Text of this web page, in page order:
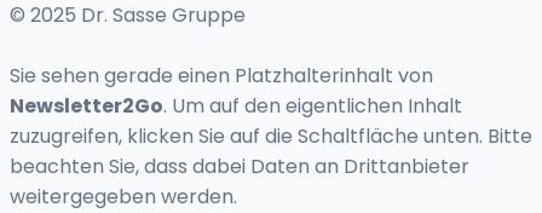
© 2025 Dr. Sasse Gruppe
Sie sehen gerade einen Platzhalterinhalt von
Newsletter2Go. Um auf den eigentlichen Inhalt
zuzugreifen, klicken Sie auf die Schaltfläche unten. Bitte
beachten Sie, dass dabei Daten an Drittanbieter
weitergegeben werden.